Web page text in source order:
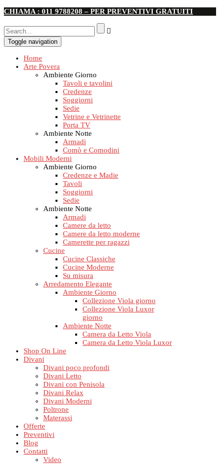
CHIAMA : 011 9788208 – PER PREVENTIVI GRATUITI
Toggle navigation
Home
Arte Povera
Ambiente Giorno
Tavoli e tavolini
Credenze
Soggiorni
Sedie
Vetrine e Vetrinette
Porta TV
Ambiente Notte
Armadi
Comò e Comodini
Mobili Moderni
Ambiente Giorno
Credenze e Madie
Tavoli
Soggiorni
Sedie
Ambiente Notte
Armadi
Camere da letto
Camere da letto moderne
Camerette per ragazzi
Cucine
Cucine Classiche
Cucine Moderne
Su misura
Arredamento Elegante
Ambiente Giorno
Collezione Viola giorno
Collezione Viola Luxor
giorno
Ambiente Notte
Camera da Letto Viola
Camera da Letto Viola Luxor
Shop On Line
Divani
Divani poco profondi
Divani Letto
Divani con Penisola
Divani Relax
Divani Moderni
Poltrone
Materassi
Offerte
Preventivi
Blog
Contatti
Video